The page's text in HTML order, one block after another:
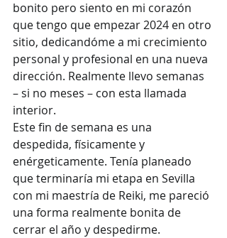
bonito pero siento en mi corazón
que tengo que empezar 2024 en otro
sitio, dedicandóme a mi crecimiento
personal y profesional en una nueva
dirección. Realmente llevo semanas
– si no meses – con esta llamada
interior.
Este fin de semana es una
despedida, físicamente y
enérgeticamente. Tenía planeado
que terminaría mi etapa en Sevilla
con mi maestría de Reiki, me pareció
una forma realmente bonita de
cerrar el año y despedirme.